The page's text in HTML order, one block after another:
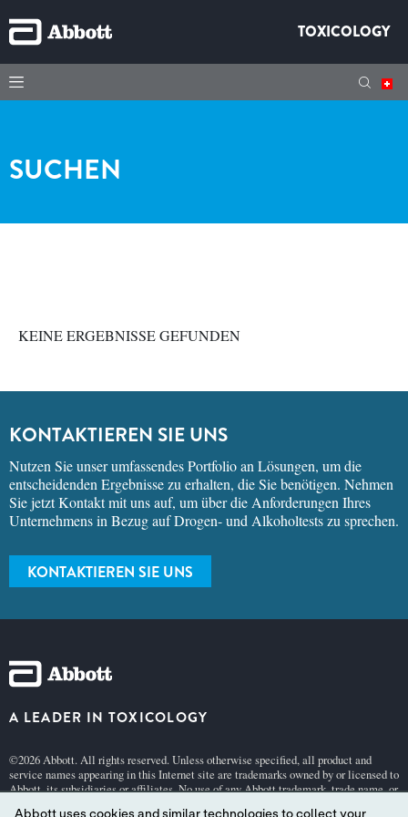
TOXICOLOGY
SUCHEN
KEINE ERGEBNISSE GEFUNDEN
KONTAKTIEREN SIE UNS
Nutzen Sie unser umfassendes Portfolio an Lösungen, um die
entscheidenden Ergebnisse zu erhalten, die Sie benötigen. Nehmen
Sie jetzt Kontakt mit uns auf, um über die Anforderungen Ihres
Unternehmens in Bezug auf Drogen- und Alkoholtests zu sprechen.
KONTAKTIEREN SIE UNS
A LEADER IN TOXICOLOGY
©2026 Abbott. All rights reserved. Unless otherwise specified, all product and
service names appearing in this Internet site are trademarks owned by or licensed to
Abbott, its subsidiaries or affiliates. No use of any Abbott trademark, trade name, or
Abbott uses cookies and similar technologies to collect your